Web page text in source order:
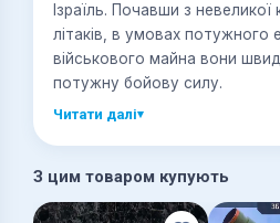
Ізраїль. Почавши з невеликої
літаків, в умовах потужного
військового майна вони
потужну бойову силу.
Читати далі▾
З цим товаром купують